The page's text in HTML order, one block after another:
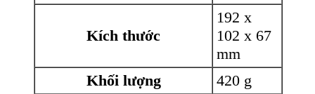
Kích thước
192 x
102 x 67
mm
Khối lượng
420 g